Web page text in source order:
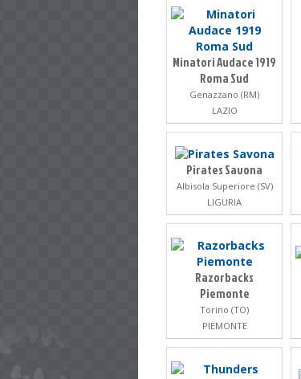
Minatori Audace 1919
Roma Sud
Genazzano (RM)
LAZIO
Pirates Savona
Albisola Superiore (SV)
LIGURIA
Razorbacks
Piemonte
Torino (TO)
PIEMONTE